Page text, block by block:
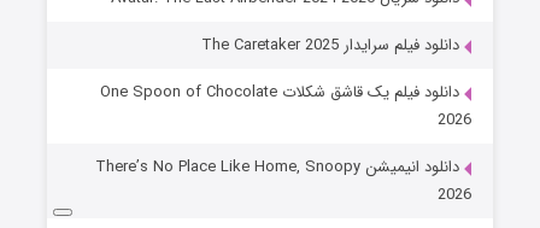
دانلود فیلم سرایدار The Caretaker 2025
دانلود فیلم یک قاشق شکلات One Spoon of Chocolate
2026
دانلود انیمیشن There’s No Place Like Home, Snoopy
2026